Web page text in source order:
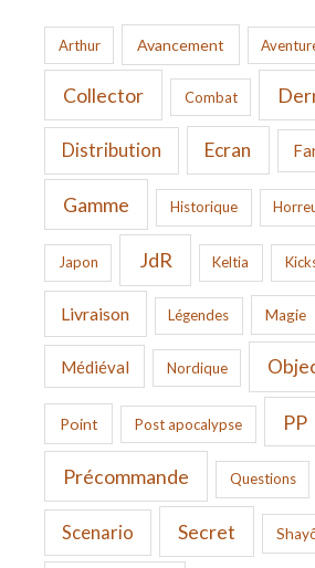
Arthur Avancement
Collector Combat
Distribution Ecran
Gamme Historique
Japon JdR Keltia
Livraison Légendes Magie
Médiéval Nordique
Point Post apocalypse PP
Précommande Questions
Scenario Secret